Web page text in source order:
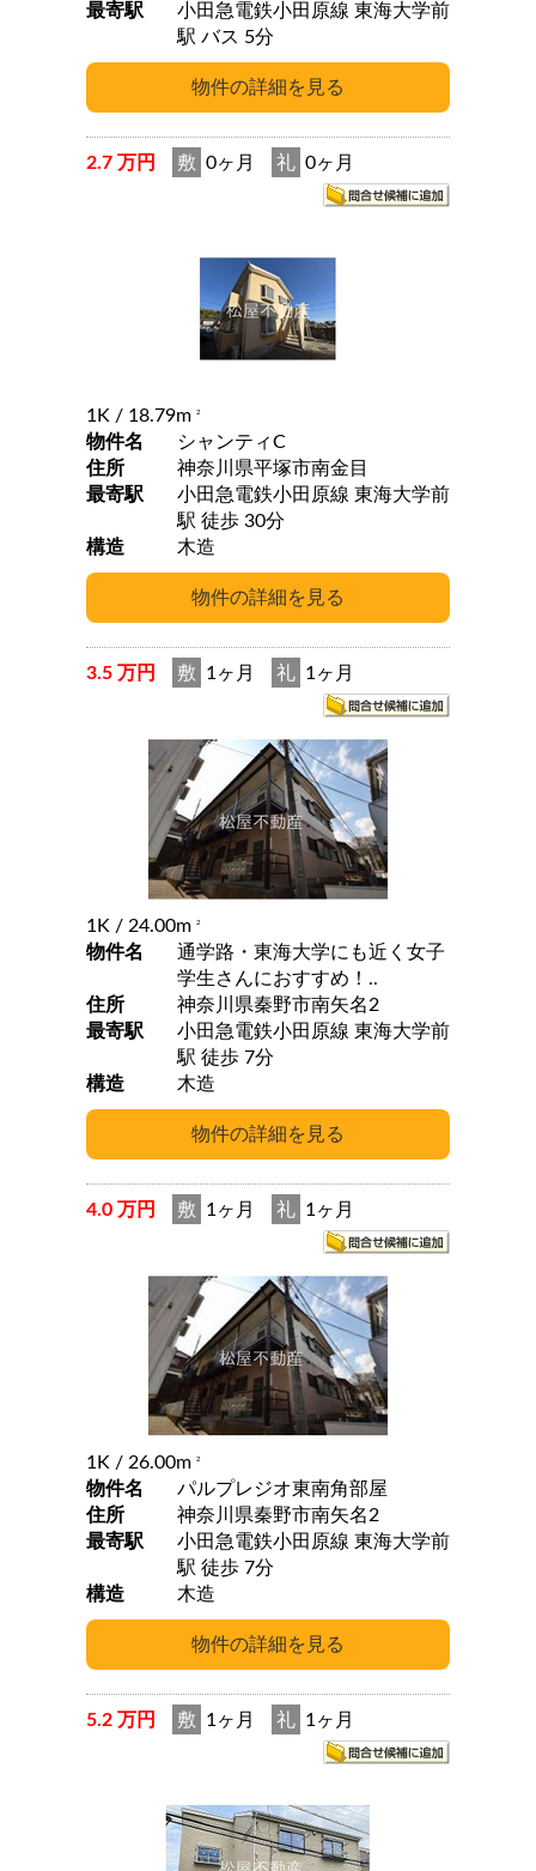
最寄駅
小田急電鉄小田原線 東海大学前
駅 バス 5分
2.7 万円 敷 0ヶ月 礼 0ヶ月
1K / 18.79m 2
物件名
シャンティC
住所
神奈川県平塚市南金目
最寄駅
小田急電鉄小田原線 東海大学前
駅 徒歩 30分
構造
木造
3.5 万円 敷 1ヶ月 礼 1ヶ月
1K / 24.00m 2
物件名
通学路・東海大学にも近く女子
学生さんにおすすめ！..
住所
神奈川県秦野市南矢名2
最寄駅
小田急電鉄小田原線 東海大学前
駅 徒歩 7分
構造
木造
4.0 万円 敷 1ヶ月 礼 1ヶ月
1K / 26.00m 2
物件名
パルプレジオ東南角部屋
住所
神奈川県秦野市南矢名2
最寄駅
小田急電鉄小田原線 東海大学前
駅 徒歩 7分
構造
木造
5.2 万円 敷 1ヶ月 礼 1ヶ月